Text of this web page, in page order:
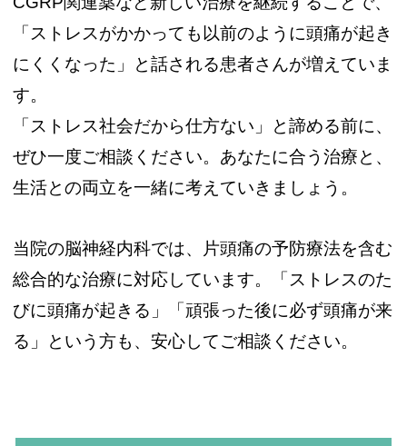
「ストレスがかかっても以前のように頭痛が起き
にくくなった」と話される患者さんが増えていま
す。
「ストレス社会だから仕方ない」と諦める前に、
ぜひ一度ご相談ください。あなたに合う治療と、
生活との両立を一緒に考えていきましょう。
当院の脳神経内科では、片頭痛の予防療法を含む
総合的な治療に対応しています。「ストレスのた
びに頭痛が起きる」「頑張った後に必ず頭痛が来
る」という方も、安心してご相談ください。